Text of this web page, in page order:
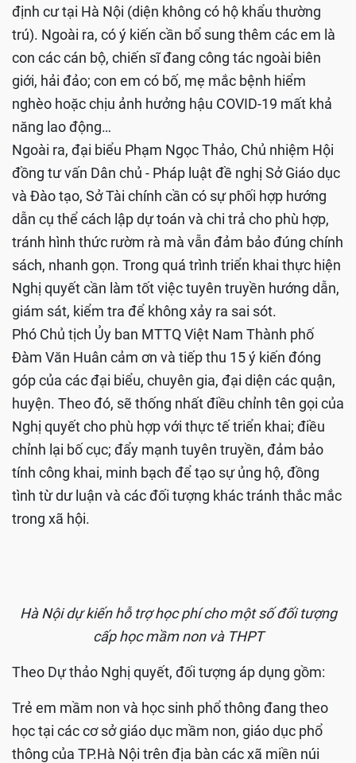
định cư tại Hà Nội (diện không có hộ khẩu thường
trú). Ngoài ra, có ý kiến cần bổ sung thêm các em là
con các cán bộ, chiến sĩ đang công tác ngoài biên
giới, hải đảo; con em có bố, mẹ mắc bệnh hiểm
nghèo hoặc chịu ảnh hưởng hậu COVID-19 mất khả
năng lao động…
Ngoài ra, đại biểu Phạm Ngọc Thảo, Chủ nhiệm Hội
đồng tư vấn Dân chủ - Pháp luật đề nghị Sở Giáo dục
và Đào tạo, Sở Tài chính cần có sự phối hợp hướng
dẫn cụ thể cách lập dự toán và chi trả cho phù hợp,
tránh hình thức rườm rà mà vẫn đảm bảo đúng chính
sách, nhanh gọn. Trong quá trình triển khai thực hiện
Nghị quyết cần làm tốt việc tuyên truyền hướng dẫn,
giám sát, kiểm tra để không xảy ra sai sót.
Phó Chủ tịch Ủy ban MTTQ Việt Nam Thành phố
Đàm Văn Huân cảm ơn và tiếp thu 15 ý kiến đóng
góp của các đại biểu, chuyên gia, đại diện các quận,
huyện. Theo đó, sẽ thống nhất điều chỉnh tên gọi của
Nghị quyết cho phù hợp với thực tế triển khai; điều
chỉnh lại bố cục; đẩy mạnh tuyên truyền, đảm bảo
tính công khai, minh bạch để tạo sự ủng hộ, đồng
tình từ dư luận và các đối tượng khác tránh thắc mắc
trong xã hội.
Hà Nội dự kiến hỗ trợ học phí cho một số đối tượng
cấp học mầm non và THPT
Theo Dự thảo Nghị quyết, đối tượng áp dụng gồm:
Trẻ em mầm non và học sinh phổ thông đang theo
học tại các cơ sở giáo dục mầm non, giáo dục phổ
thông của TP.Hà Nội trên địa bàn các xã miền núi